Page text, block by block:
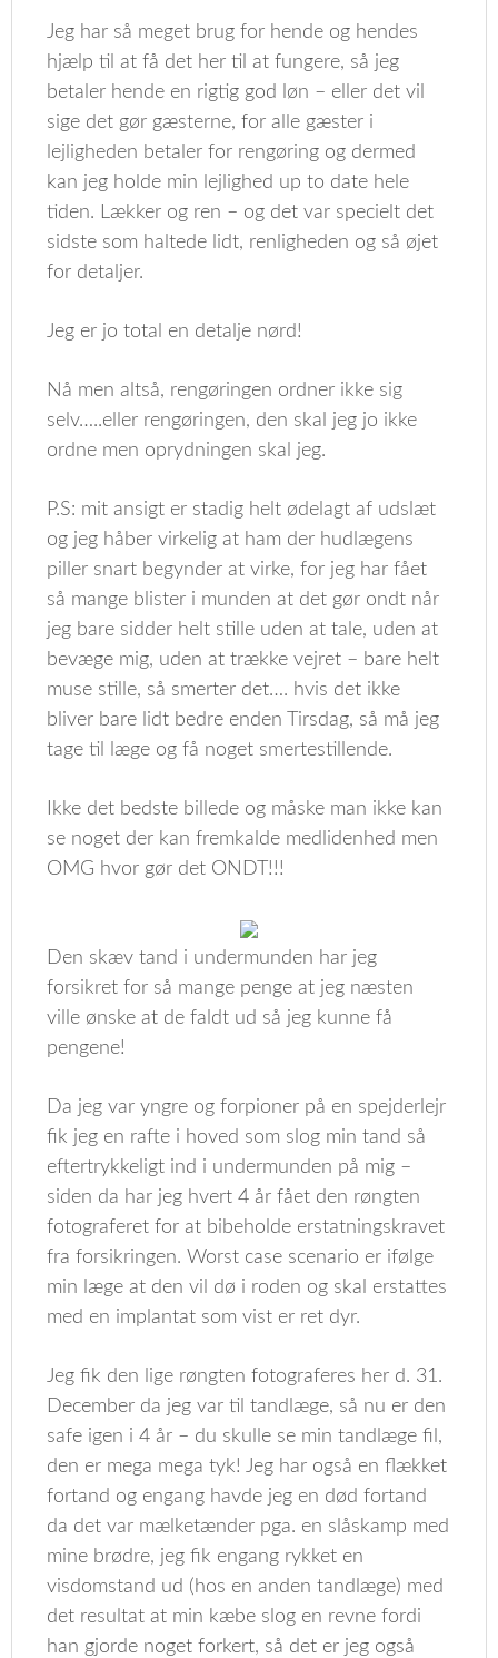
Jeg har så meget brug for hende og hendes
hjælp til at få det her til at fungere, så jeg
betaler hende en rigtig god løn – eller det vil
sige det gør gæsterne, for alle gæster i
lejligheden betaler for rengøring og dermed
kan jeg holde min lejlighed up to date hele
tiden. Lækker og ren – og det var specielt det
sidste som haltede lidt, renligheden og så øjet
for detaljer.
Jeg er jo total en detalje nørd!
Nå men altså, rengøringen ordner ikke sig
selv…..eller rengøringen, den skal jeg jo ikke
ordne men oprydningen skal jeg.
P.S: mit ansigt er stadig helt ødelagt af udslæt
og jeg håber virkelig at ham der hudlægens
piller snart begynder at virke, for jeg har fået
så mange blister i munden at det gør ondt når
jeg bare sidder helt stille uden at tale, uden at
bevæge mig, uden at trække vejret – bare helt
muse stille, så smerter det…. hvis det ikke
bliver bare lidt bedre enden Tirsdag, så må jeg
tage til læge og få noget smertestillende.
Ikke det bedste billede og måske man ikke kan
se noget der kan fremkalde medlidenhed men
OMG hvor gør det ONDT!!!
Den skæv tand i undermunden har jeg
forsikret for så mange penge at jeg næsten
ville ønske at de faldt ud så jeg kunne få
pengene!
Da jeg var yngre og forpioner på en spejderlejr
fik jeg en rafte i hoved som slog min tand så
eftertrykkeligt ind i undermunden på mig –
siden da har jeg hvert 4 år fået den røngten
fotograferet for at bibeholde erstatningskravet
fra forsikringen. Worst case scenario er ifølge
min læge at den vil dø i roden og skal erstattes
med en implantat som vist er ret dyr.
Jeg fik den lige røngten fotograferes her d. 31.
December da jeg var til tandlæge, så nu er den
safe igen i 4 år – du skulle se min tandlæge fil,
den er mega mega tyk! Jeg har også en flækket
fortand og engang havde jeg en død fortand
da det var mælketænder pga. en slåskamp med
mine brødre, jeg fik engang rykket en
visdomstand ud (hos en anden tandlæge) med
det resultat at min kæbe slog en revne fordi
han gjorde noget forkert, så det er jeg også